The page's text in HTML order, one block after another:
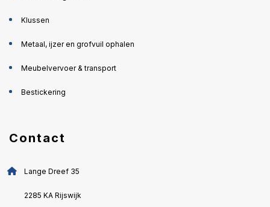
Klussen
Metaal, ijzer en grofvuil ophalen
Meubelvervoer & transport
Bestickering
Contact
Lange Dreef 35
2285 KA Rijswijk